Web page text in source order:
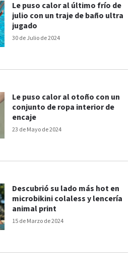
30 de Julio de 2024
Le puso calor al último frío de
julio con un traje de baño ultra
jugado
23 de Mayo de 2024
Le puso calor al otoño con un
conjunto de ropa interior de
encaje
15 de Marzo de 2024
Descubrió su lado más hot en
microbikini colaless y lencería
animal print